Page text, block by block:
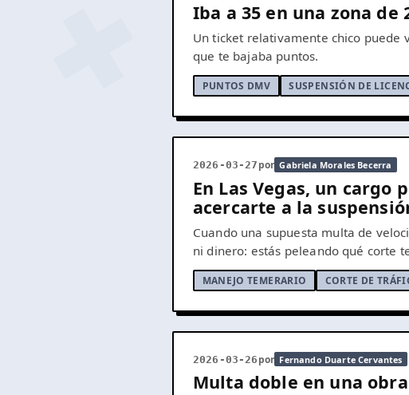
Iba a 35 en una zona
Un ticket relativamente chico puede
que te bajaba puntos.
PUNTOS DMV SUSPENSIÓN DE
2026-03-27 por Gabriela Morales Becerra
En Las Vegas, un
acercarte a la
Cuando una supuesta multa de
ni dinero: estás peleando qué corte
MANEJO TEMERARIO CORTE DE
2026-03-26 por Fernando Duarte Cervantes
Multa doble en una